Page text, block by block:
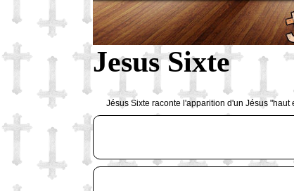
Jesus Sixte
Jésus Sixte raconte l'apparition d'un Jésus